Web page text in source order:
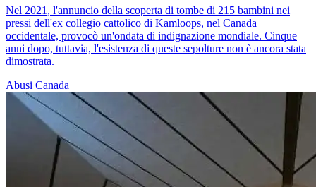
Nel 2021, l'annuncio della scoperta di tombe di 215 bambini nei
pressi dell'ex collegio cattolico di Kamloops, nel Canada
occidentale, provocò un'ondata di indignazione mondiale. Cinque
anni dopo, tuttavia, l'esistenza di queste sepolture non è ancora stata
dimostrata.
Abusi Canada